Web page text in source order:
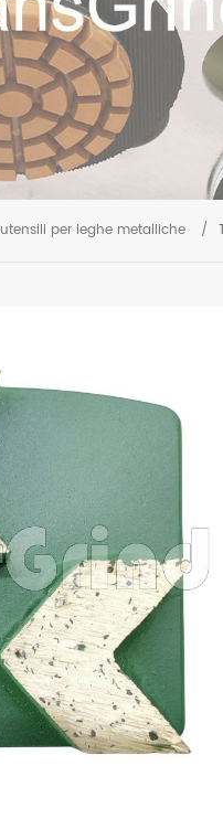
utensili per leghe metalliche /